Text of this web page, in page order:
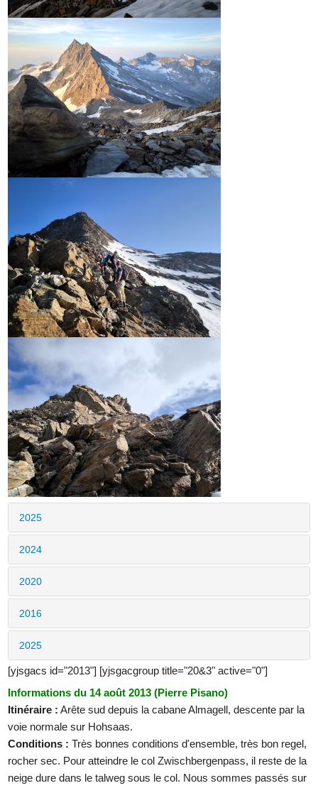
2025
2024
2020
2016
2025
[yjsgacs id="2013"] [yjsgacgroup title="20&3" active="0"]
Informations du 14 août 2013 (Pierre Pisano)
Itinéraire : Arête sud depuis la cabane Almagell, descente par la
voie normale sur Hohsaas.
Conditions : Très bonnes conditions d'ensemble, très bon regel,
rocher sec. Pour atteindre le col Zwischbergenpass, il reste de la
neige dure dans le talweg sous le col. Nous sommes passés sur